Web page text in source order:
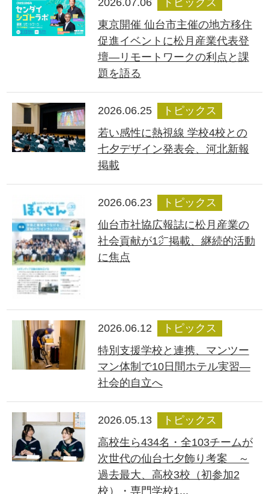
2026.07.06
トピックス
東京開催 仙台市主催の地方移住
促進イベントに松月産業代表登
壇―リモートワークの利点と課
題を語る
2026.06.25
トピックス
若い感性に熱視線 学校4校との
七夕デザイン発表会、河北新報
掲載
2026.06.23
トピックス
仙台市社協広報誌に松月産業の
社会貢献が1㌻掲載、継続的活動
に焦点
2026.06.12
トピックス
特別支援学校と連携、マンツー
マン体制で10日間ホテル実習―
社会的自立へ
2026.05.13
トピックス
高校生ら434名・全103チームが
次世代の仙台七夕飾り考案 ～
過去最大、高校3校（初参加2
校）・専門学校1...